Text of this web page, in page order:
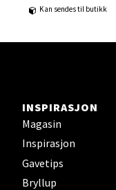
Kan sendes til butikk
INSPIRASJON
Magasin
Inspirasjon
Gavetips
Bryllup
Sjøfartsgata 2,
Åpent i dag 10-20
0 i butikk